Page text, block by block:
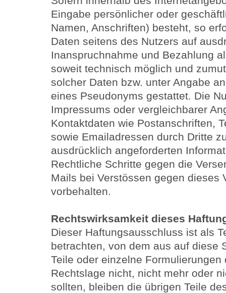
Eingabe persönlicher oder
Namen, Anschriften) besteht, so
Daten seitens des Nutzers auf
Inanspruchnahme und Bezahlung
soweit technisch möglich und
solcher Daten bzw. unter Angabe
eines Pseudonyms gestattet. Die
Impressums oder vergleichbarer
Kontaktdaten wie Postanschriften,
sowie Emailadressen durch Dritte
ausdrücklich angeforderten
Rechtliche Schritte gegen die
Mails bei Verstössen gegen dieses
vorbehalten.
Rechtswirksamkeit dieses
Dieser Haftungsausschluss ist als
betrachten, von dem aus auf diese
Teile oder einzelne
Rechtslage nicht, nicht mehr oder
sollten, bleiben die übrigen Teile